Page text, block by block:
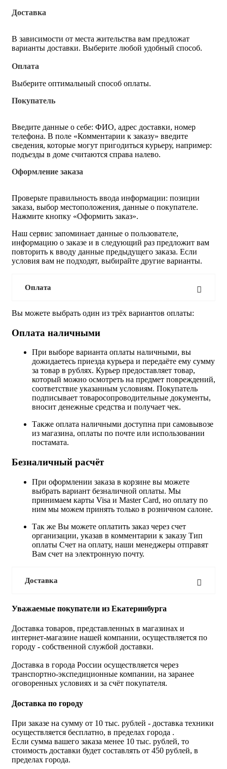
Доставка
В зависимости от места жительства вам предложат
варианты доставки. Выберите любой удобный способ.
Оплата
Выберите оптимальный способ оплаты.
Покупатель
Введите данные о себе: ФИО, адрес доставки, номер
телефона. В поле «Комментарии к заказу» введите
сведения, которые могут пригодиться курьеру, например:
подъезды в доме считаются справа налево.
Оформление заказа
Проверьте правильность ввода информации: позиции
заказа, выбор местоположения, данные о покупателе.
Нажмите кнопку «Оформить заказ».
Наш сервис запоминает данные о пользователе,
информацию о заказе и в следующий раз предложит вам
повторить к вводу данные предыдущего заказа. Если
условия вам не подходят, выбирайте другие варианты.
Оплата
Вы можете выбрать один из трёх вариантов оплаты:
Оплата наличными
При выборе варианта оплаты наличными, вы
дожидаетесь приезда курьера и передаёте ему сумму
за товар в рублях. Курьер предоставляет товар,
который можно осмотреть на предмет повреждений,
соответствие указанным условиям. Покупатель
подписывает товаросопроводительные документы,
вносит денежные средства и получает чек.
Также оплата наличными доступна при самовывозе
из магазина, оплаты по почте или использовании
постамата.
Безналичный расчёт
При оформлении заказа в корзине вы можете
выбрать вариант безналичной оплаты. Мы
принимаем карты Visa и Master Card, но оплату по
ним мы можем принять только в розничном салоне.
Так же Вы можете оплатить заказ через счет
организации, указав в комментарии к заказу Тип
оплаты Счет на оплату, наши менеджеры отправят
Вам счет на электронную почту.
Доставка
Уважаемые покупатели из Екатеринбурга
Доставка товаров, представленных в магазинах и
интернет-магазине нашей компании, осуществляется по
городу - собственной службой доставки.
Доставка в города России осуществляется через
транспортно-экспедиционные компании, на заранее
оговоренных условиях и за счёт покупателя.
Доставка по городу
При заказе на сумму от 10 тыс. рублей - доставка техники
осуществляется бесплатно, в пределах города .
Если сумма вашего заказа менее 10 тыс. рублей, то
стоимость доставки будет составлять от 450 рублей, в
пределах города.